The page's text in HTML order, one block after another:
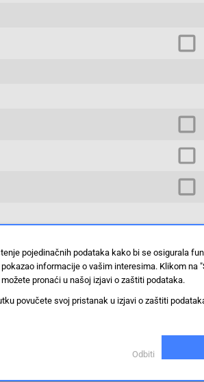
pojedinačnih podataka kako bi se osigurala
informacije o vašim interesima. Klikom na
pronaći u našoj izjavi o zaštiti podataka.
povučete svoj pristanak u izjavi o zaštiti
Odbiti